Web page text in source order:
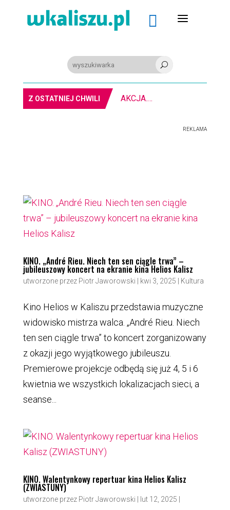
 a
U
Z OSTATNIEJ CHWILI PIŁKA RĘCZNA. Nowa bramkarka Szczypiorna. Grała w Norwegii
REKLAMA
KINO. „André Rieu. Niech ten sen ciągle trwa” –
jubileuszowy koncert na ekranie kina Helios Kalisz
utworzone przez Piotr Jaworowski kwi 3, 2025 Kultura
Kino Helios w Kaliszu przedstawia muzyczne
widowisko mistrza walca. „André Rieu. Niech
ten sen ciągle trwa” to koncert zorganizowany
z okazji jego wyjątkowego jubileuszu.
Premierowe projekcje odbędą się już 4, 5 i 6
kwietnia we wszystkich lokalizacjach sieci, a
seanse...
KINO. Walentynkowy repertuar kina Helios Kalisz
(ZWIASTUNY)
utworzone przez Piotr Jaworowski lut 12, 2025